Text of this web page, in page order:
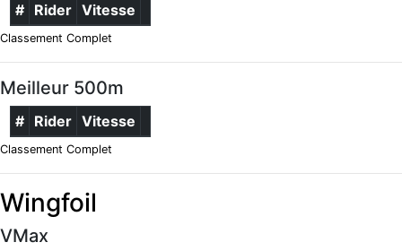
# Rider Vitesse
Classement Complet
Meilleur 500m
# Rider Vitesse
Classement Complet
Wingfoil
VMax